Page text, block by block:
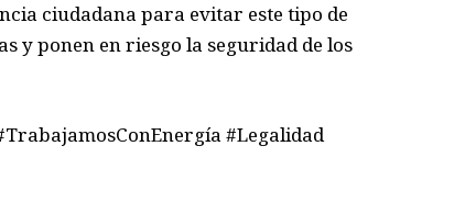
ciudadana para evitar este tipo de
y ponen en riesgo la seguridad de los
#Legalidad